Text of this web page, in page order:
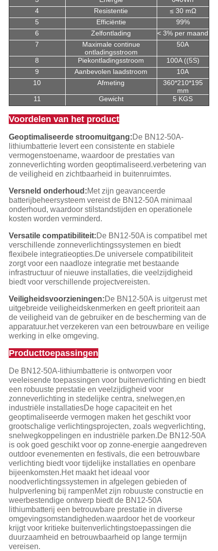
4
Resistentie
≤ 30 mΩ
5
Efficiëntie
99%
6
Zelfontlading
< 3% per maand
7
Maximale continue
ontladingsstroom
50A
8 Piekontladingsstroom
100A ((5S)
9
Aanbevolen laadstroom
10A
10
Afmeting
360*210*195
mm
11
Gewicht 5 KGS
Voordelen van het product
Geoptimaliseerde stroomuitgang:De BN12-50A-
lithiumbatterie levert een consistente en stabiele
vermogenstoename, waardoor de prestaties van
zonneverlichting worden geoptimaliseerd.verbetering van
de veiligheid en zichtbaarheid in buitenruimtes.
Versneld onderhoud:Met zijn geavanceerde
batterijbeheersysteem vereist de BN12-50A minimaal
onderhoud, waardoor stilstandstijden en operationele
kosten worden verminderd.
Versatile compatibiliteit:De BN12-50A is compatibel met
verschillende zonneverlichtingssystemen en biedt
flexibele integratieopties.De universele compatibiliteit
zorgt voor een naadloze integratie met bestaande
infrastructuur of nieuwe installaties, die veelzijdigheid
biedt voor verschillende projectvereisten.
Veiligheidsvoorzieningen:De BN12-50A is uitgerust met
uitgebreide veiligheidskenmerken en geeft prioriteit aan
de veiligheid van de gebruiker en de bescherming van de
apparatuur.het verzekeren van een betrouwbare en veilige
werking in elke omgeving.
Producttoepassingen
De BN12-50A-lithiumbatterie is ontworpen voor
veeleisende toepassingen voor buitenverlichting en biedt
een robuuste prestatie en veelzijdigheid voor
zonneverlichting in stedelijke centra, snelwegen,en
industriële installatiesDe hoge capaciteit en het
geoptimaliseerde vermogen maken het geschikt voor
grootschalige verlichtingsprojecten, zoals wegverlichting,
snelwegkoppelingen en industriële parken.De BN12-50A
is ook goed geschikt voor op zonne-energie aangedreven
outdoor evenementen en festivals, die een betrouwbare
verlichting biedt voor tijdelijke installaties en openbare
bijeenkomsten.Het maakt het ideaal voor
noodverlichtingssystemen in afgelegen gebieden of
hulpverlening bij rampenMet zijn robuuste constructie en
weerbestendige ontwerp biedt de BN12-50A
lithiumbatterij een betrouwbare prestatie in diverse
omgevingsomstandigheden.waardoor het de voorkeur
krijgt voor kritieke buitenverlichtingstoepassingen die
duurzaamheid en betrouwbaarheid op lange termijn
vereisen.